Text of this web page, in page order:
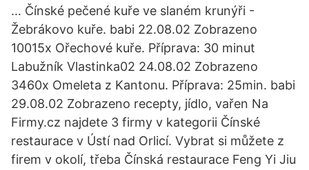
… Čínské pečené kuře ve slaném krunýři -
Žebrákovo kuře. babi 22.08.02 Zobrazeno
10015x Ořechové kuře. Příprava: 30 minut
Labužník Vlastinka02 24.08.02 Zobrazeno
3460x Omeleta z Kantonu. Příprava: 25min. babi
29.08.02 Zobrazeno recepty, jídlo, vařen Na
Firmy.cz najdete 3 firmy v kategorii Čínské
restaurace v Ústí nad Orlicí. Vybrat si můžete z
firem v okolí, třeba Čínská restaurace Feng Yi Jiu